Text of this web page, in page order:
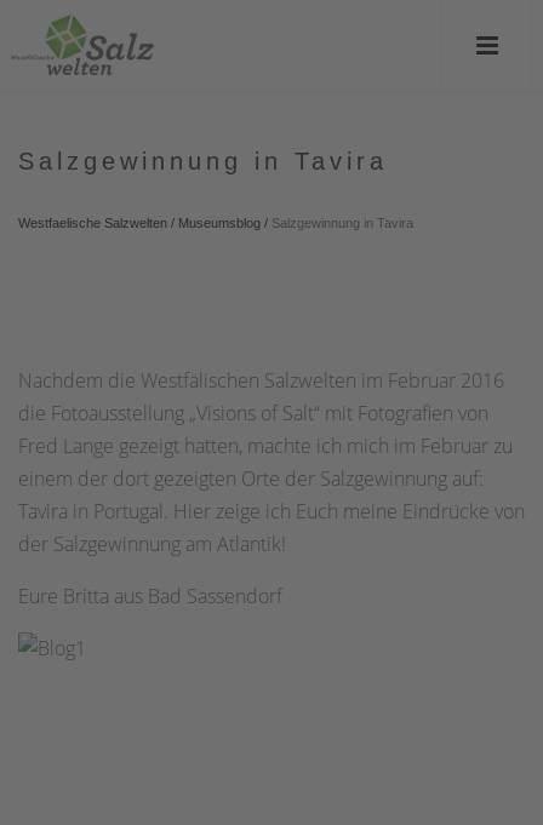
Salzgewinnung in Tavira
Westfaelische Salzwelten / Museumsblog / Salzgewinnung in Tavira
Nachdem die Westfälischen Salzwelten im Februar 2016
die Fotoausstellung „Visions of Salt“ mit Fotografien von
Fred Lange gezeigt hatten, machte ich mich im Februar zu
einem der dort gezeigten Orte der Salzgewinnung auf:
Tavira in Portugal. Hier zeige ich Euch meine Eindrücke von
der Salzgewinnung am Atlantik!
Eure Britta aus Bad Sassendorf